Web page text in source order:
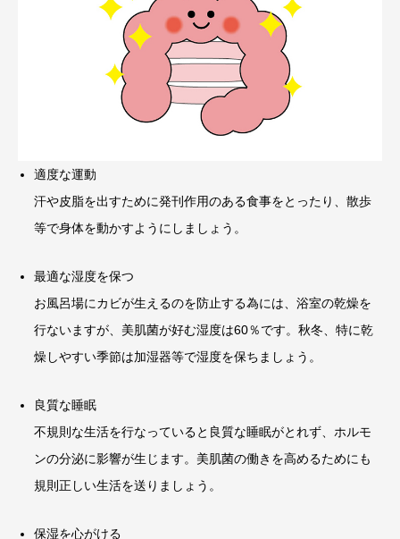
適度な運動
汗や皮脂を出すために発刊作用のある食事をとったり、散歩
等で身体を動かすようにしましょう。
最適な湿度を保つ
お風呂場にカビが生えるのを防止する為には、浴室の乾燥を
行ないますが、美肌菌が好む湿度は60％です。秋冬、特に乾
燥しやすい季節は加湿器等で湿度を保ちましょう。
良質な睡眠
不規則な生活を行なっていると良質な睡眠がとれず、ホルモ
ンの分泌に影響が生じます。美肌菌の働きを高めるためにも
規則正しい生活を送りましょう。
保湿を心がける